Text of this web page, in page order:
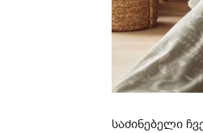
საძინებელი